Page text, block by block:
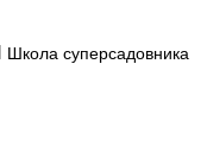
Школа суперсадовника